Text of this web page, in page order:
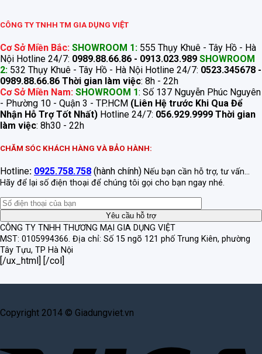
CÔNG TY TNHH TM GIA DỤNG VIỆT
Cơ Sở Miền Bắc: SHOWROOM 1: 555 Thụy Khuê - Tây Hồ - Hà
Nội Hotline 24/7: 0989.88.66.86 - 0913.023.989 SHOWROOM
2: 532 Thụy Khuê - Tây Hồ - Hà Nội Hotline 24/7: 0523.345678 -
0989.88.66.86 Thời gian làm việc: 8h - 22h
Cơ Sở Miền Nam: SHOWROOM 1: Số 137 Nguyễn Phúc Nguyên
- Phường 10 - Quận 3 - TP.HCM (Liên Hệ trước Khi Qua Để
Nhận Hỗ Trợ Tốt Nhất) Hotline 24/7: 056.929.9999 Thời gian
làm việc: 8h30 - 22h
CHĂM SÓC KHÁCH HÀNG VÀ BẢO HÀNH:
Hotline: 0925.758.758 (hành chính) Nếu bạn cần hỗ trợ, tư vấn...
Hãy để lại số điện thoại để chúng tôi gọi cho bạn ngay nhé.
CÔNG TY TNHH THƯƠNG MẠI GIA DỤNG VIỆT
MST: 0105994366. Địa chỉ: Số 15 ngõ 121 phố Trung Kiên, phường
Tây Tựu, TP Hà Nội
[/ux_html] [/col]
Copyright 2014 © Giadungviet.vn